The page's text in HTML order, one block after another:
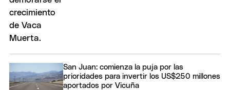
San Juan: comienza la puja por las
prioridades para invertir los US$250 millones
aportados por Vicuña